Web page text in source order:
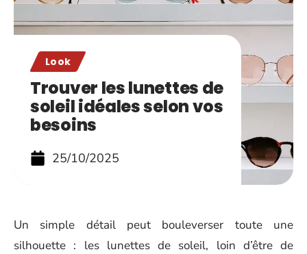
Look
Trouver les lunettes de
soleil idéales selon vos
besoins
25/10/2025
Un simple détail peut bouleverser toute une
silhouette : les lunettes de soleil, loin d’être de